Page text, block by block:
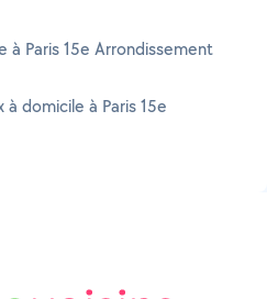
à Paris 15e Arrondissement
domicile à Paris 15e